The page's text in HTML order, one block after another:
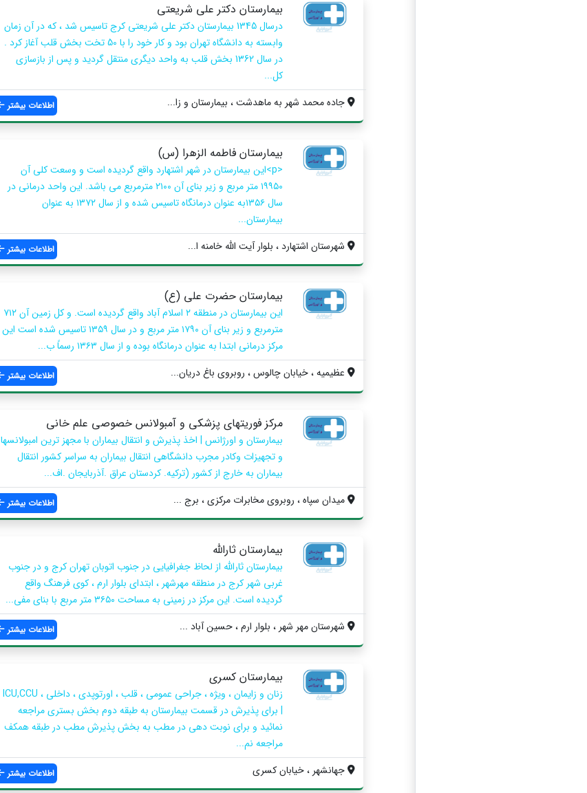
بیمارستان دکتر علی شریعتی
درسال 1345 بیمارستان دکتر علی شریعتی کرج تاسیس شد ، که در آن زمان
وابسته به دانشگاه تهران بود و کار خود را با 50 تخت بخش قلب آغاز کرد .
در سال 1362 بخش قلب به واحد دیگری منتقل گردید و پس از بازسازی
کل...
جاده محمد شهر به ماهدشت ، بیمارستان و زا...
اطلاعات بیشتر
بیمارستان فاطمه الزهرا (س)
<p>این بیمارستان در شهر اشتهارد واقع گردیده است و وسعت کلی آن
۱۹۹۵۰ متر مربع و زیر بنای آن ۲۱۰۰ مترمربع می باشد. این واحد درمانی در
سال ۱۳۵۶به عنوان درمانگاه تاسیس شده و از سال ۱۳۷۲ به عنوان
بیمارستان...
شهرستان اشتهارد ، بلوار آیت الله خامنه ا...
اطلاعات بیشتر
بیمارستان حضرت علی (ع)
این بیمارستان در منطقه ۲ اسلام آباد واقع گردیده است. و کل زمین آن ۷۱۲
مترمربع و زیر بنای آن ۱۷۹۰ متر مربع و در سال ۱۳۵۹ تاسیس شده است این
مرکز درمانی ابتدا به عنوان درمانگاه بوده و از سال ۱۳۶۳ رسماً ب...
عظیمیه ، خیابان چالوس ، روبروی باغ دریان...
اطلاعات بیشتر
مرکز فوریتهای پزشکی و آمبولانس خصوصی علم خانی
بیمارستان و اورژانس | اخذ پذیرش و انتقال بیماران با مجهز ترین امبولانسها
و تجهیزات وکادر مجرب دانشگاهی انتقال بیماران به سراسر کشور انتقال
بیماران به خارج از کشور (ترکیه. کردستان عراق .آذربایجان .اف...
میدان سپاه ، روبروی مخابرات مرکزی ، برج ...
اطلاعات بیشتر
بیمارستان‌ ثارالله
بیمارستان ثارالله از لحاظ جغرافیایی در جنوب اتوبان تهران کرج و در جنوب
غربی شهر کرج در منطقه مهرشهر ، ابتدای بلوار ارم ، کوی فرهنگ واقع
گردیده است. این مرکز در زمینی به مساحت ۳۶۵۰ متر مربع با بنای مفی...
شهرستان مهر شهر ، بلوار ارم ، حسین آباد ...
اطلاعات بیشتر
بیمارستان کسری
زنان و زایمان ، ویژه ، جراحی عمومی ، قلب ، اورتوپدی ، داخلی ، ICU,CCU
| برای پذیرش در قسمت بیمارستان به طبقه دوم بخش بستری مراجعه
نمائید و برای نوبت دهی در مطب به بخش پذیرش مطب در طبقه همکف
مراجعه نم...
جهانشهر ، خیابان کسری
اطلاعات بیشتر